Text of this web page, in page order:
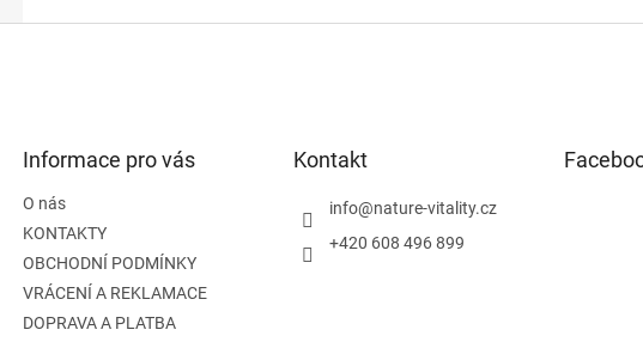
Informace pro vás
O nás
KONTAKTY
OBCHODNÍ PODMÍNKY
VRÁCENÍ A REKLAMACE
DOPRAVA A PLATBA
Kontakt
info@nature-vitality.cz
+420 608 496 899